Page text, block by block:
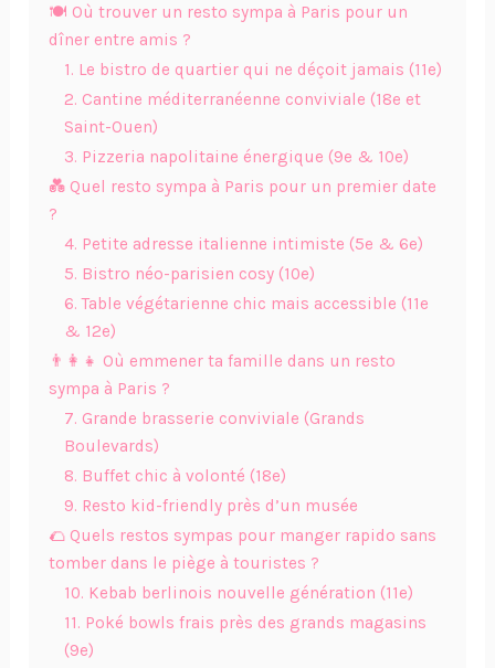
🍽 Où trouver un resto sympa à Paris pour un
dîner entre amis ?
1. Le bistro de quartier qui ne déçoit jamais (11e)
2. Cantine méditerranéenne conviviale (18e et
Saint-Ouen)
3. Pizzeria napolitaine énergique (9e & 10e)
💑 Quel resto sympa à Paris pour un premier date
?
4. Petite adresse italienne intimiste (5e & 6e)
5. Bistro néo-parisien cosy (10e)
6. Table végétarienne chic mais accessible (11e
& 12e)
👨‍👩‍👧 Où emmener ta famille dans un resto
sympa à Paris ?
7. Grande brasserie conviviale (Grands
Boulevards)
8. Buffet chic à volonté (18e)
9. Resto kid-friendly près d’un musée
🌮 Quels restos sympas pour manger rapido sans
tomber dans le piège à touristes ?
10. Kebab berlinois nouvelle génération (11e)
11. Poké bowls frais près des grands magasins
(9e)